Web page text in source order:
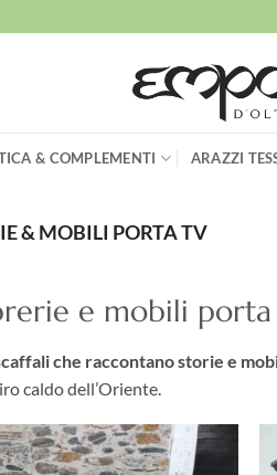
& COMPLEMENTI ARAZZI
& MOBILI PORTA TV
e mobili
che raccontano storie e
caldo dell’Oriente.